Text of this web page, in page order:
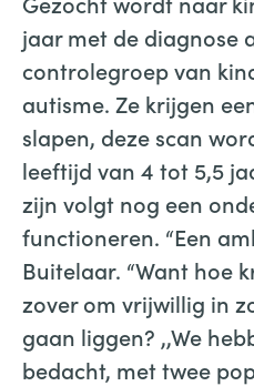
jaar met de diagnose
controlegroep van
autisme. Ze krijgen
slapen, deze scan
leeftijd van 4 tot 5,5
zijn volgt nog een
functioneren. “Een
Buitelaar. “Want hoe
zover om vrijwillig in
gaan liggen? ,,We
bedacht, met twee